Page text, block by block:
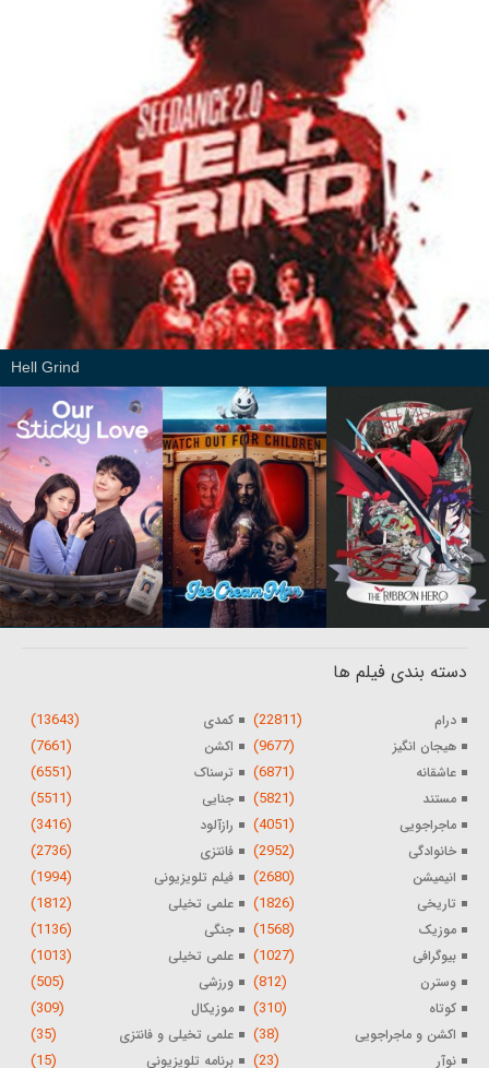
Hell Grind
دسته بندی فیلم ها
درام (22811) کمدی (13643)
هیجان انگیز (9677) اکشن (7661)
عاشقانه (6871) ترسناک (6551)
مستند (5821) جنایی (5511)
ماجراجویی (4051) رازآلود (3416)
خانوادگی (2952) فانتزی (2736)
انیمیشن (2680) فیلم تلویزیونی (1994)
تاریخی (1826) علمی تخیلی (1812)
موزیک (1568) جنگی (1136)
بیوگرافی (1027) علمی تخیلی (1013)
وسترن (812) ورزشی (505)
کوتاه (310) موزیکال (309)
اکشن و ماجراجویی (38) علمی تخیلی و فانتزی (35)
نوآر (23) برنامه تلویزیونی (15)